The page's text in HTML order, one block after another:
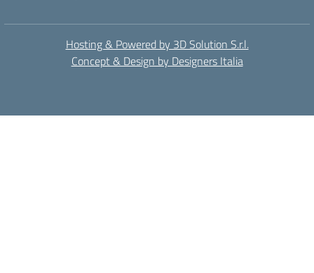
Hosting & Powered by 3D Solution S.r.l.
Concept & Design by Designers Italia